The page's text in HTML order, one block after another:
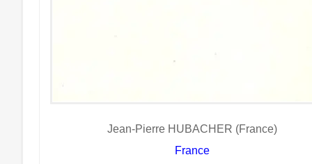
Jean-Pierre HUBACHER (France)
France